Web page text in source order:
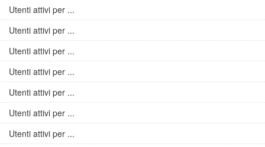
Utenti attivi per ...
Utenti attivi per ...
Utenti attivi per ...
Utenti attivi per ...
Utenti attivi per ...
Utenti attivi per ...
Utenti attivi per ...